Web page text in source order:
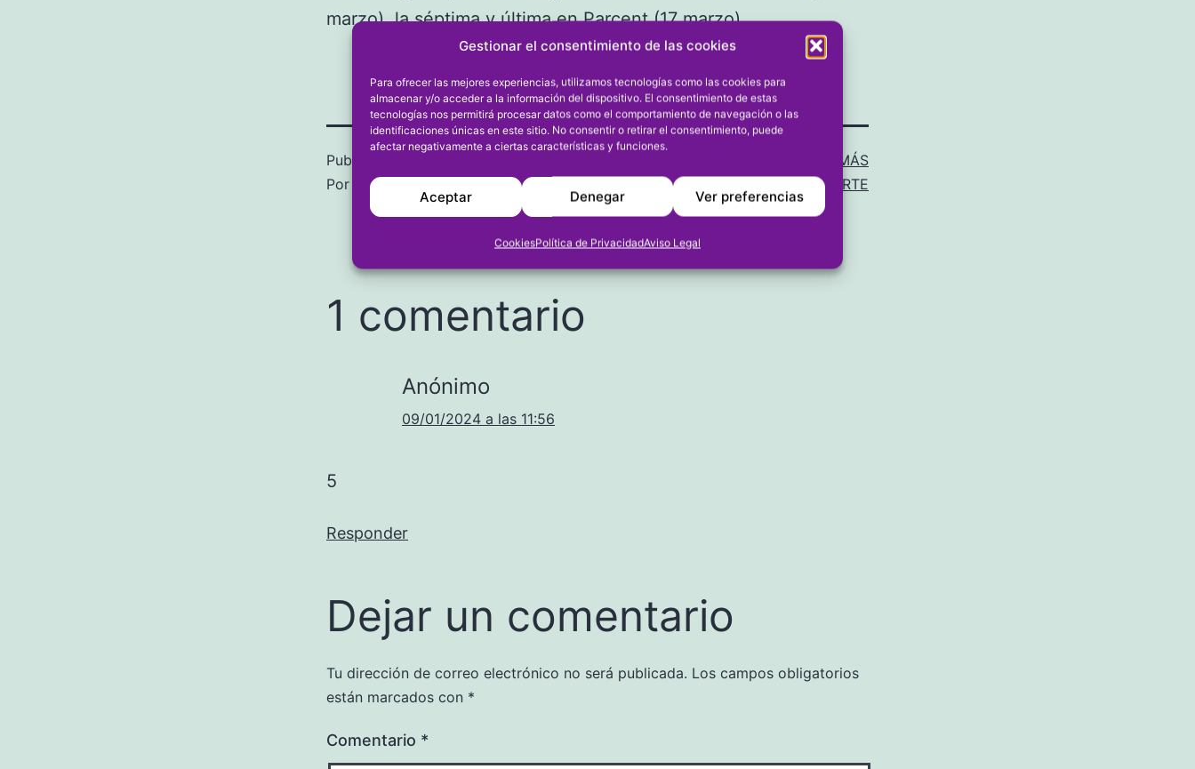
Gestionar el consentimiento de las cookies
Para ofrecer las mejores experiencias, utilizamos tecnologías como las cookies para
almacenar y/o acceder a la información del dispositivo. El consentimiento de estas
tecnologías nos permitirá procesar datos como el comportamiento de navegación o las
identificaciones únicas en este sitio. No consentir o retirar el consentimiento, puede
afectar negativamente a ciertas características y funciones.
Aceptar Denegar Ver preferencias
CookiesPolítica de PrivacidadAviso Legal
marzo), la séptima y última en Parcent (17 marzo).
Publicada el
Por
fransu768718361
MÁS
DEPORTE
1 comentario
Anónimo
09/01/2024 a las 11:56
5
Responder
Dejar un comentario
Tu dirección de correo electrónico no será publicada. Los campos obligatorios
están marcados con *
Comentario *